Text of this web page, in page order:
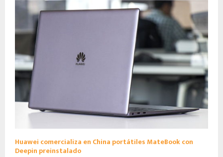
Huawei comercializa en China portátiles MateBook con
Deepin preinstalado